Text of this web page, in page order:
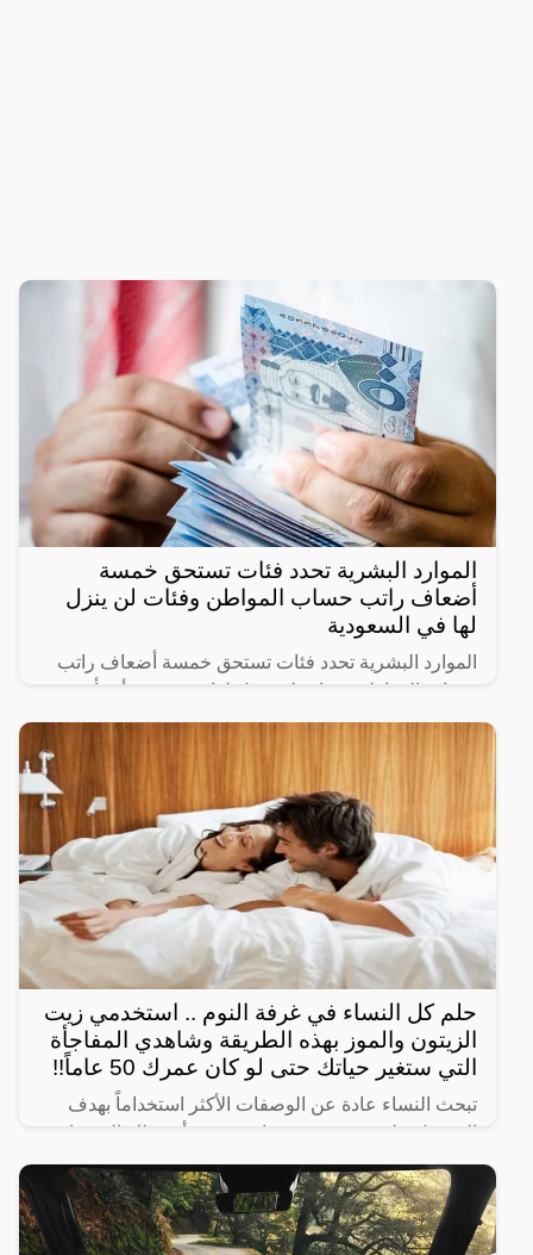
الموارد البشرية تحدد فئات تستحق خمسة
أضعاف راتب حساب المواطن وفئات لن ينزل
لها في السعودية
الموارد البشرية تحدد فئات تستحق خمسة أضعاف راتب
حساب المواطن وفئات لن ينزل لها دعم حيث أنشأت
الحكومة السعودية برنامج حساب المواطن لحماية الأسر
السعودية من
حلم كل النساء في غرفة النوم .. استخدمي زيت
الزيتون والموز بهذه الطريقة وشاهدي المفاجأة
التي ستغير حياتك حتى لو كان عمرك 50 عاماً!!
تبحث النساء عادة عن الوصفات الأكثر استخداماً بهدف
الحصول على شعر صحي وناعم، ومن أبرز تلك الوصفات
الخاصة بالبشرة والجسم للحصول على أفضل نتيجة خلال
فترة قصيرة،